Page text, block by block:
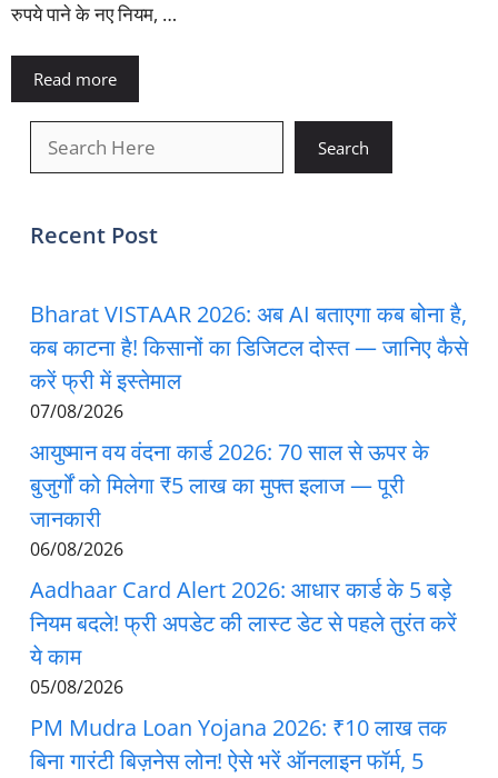
रुपये पाने के नए नियम, …
Read more
Search
Recent Post
Bharat VISTAAR 2026: अब AI बताएगा कब बोना है,
कब काटना है! किसानों का डिजिटल दोस्त — जानिए कैसे
करें फ्री में इस्तेमाल
07/08/2026
आयुष्मान वय वंदना कार्ड 2026: 70 साल से ऊपर के
बुजुर्गों को मिलेगा ₹5 लाख का मुफ्त इलाज — पूरी
जानकारी
06/08/2026
Aadhaar Card Alert 2026: आधार कार्ड के 5 बड़े
नियम बदले! फ्री अपडेट की लास्ट डेट से पहले तुरंत करें
ये काम
05/08/2026
PM Mudra Loan Yojana 2026: ₹10 लाख तक
बिना गारंटी बिज़नेस लोन! ऐसे भरें ऑनलाइन फॉर्म, 5